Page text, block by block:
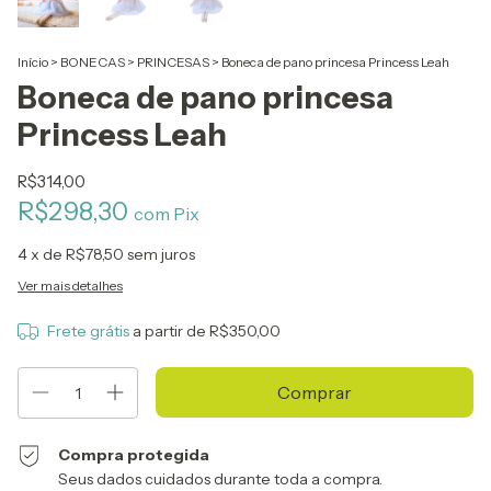
Início > BONECAS > PRINCESAS > Boneca de pano princesa Princess Leah
Boneca de pano princesa
Princess Leah
R$314,00
R$298,30 com Pix
4x de R$78,50 sem juros
Ver mais detalhes
Frete grátis a partir de R$350,00
Compra protegida
Seus dados cuidados durante toda a compra.